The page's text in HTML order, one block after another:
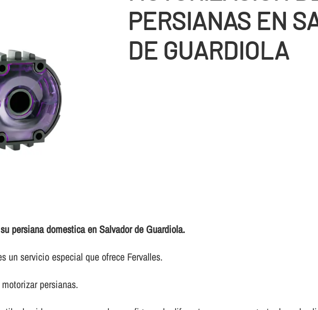
PERSIANAS EN
DE GUARDIOLA
persiana domestica en Salvador de Guardiola.
un servicio especial que ofrece Fervalles.
persianas.